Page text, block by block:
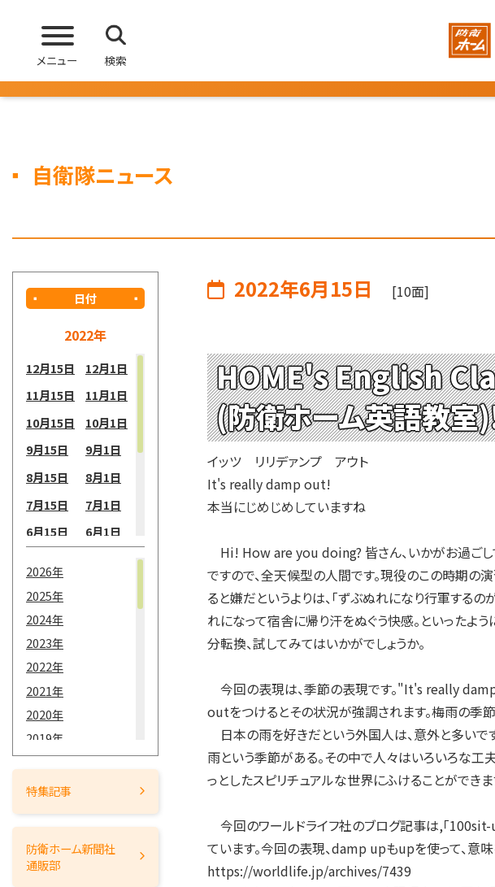
メニュー 検索
自衛隊ニュース
日付
2022年
12月15日
12月1日
11月15日
11月1日
10月15日
10月1日
9月15日
9月1日
8月15日
8月1日
7月15日
7月1日
6月15日
6月1日
3月15日
2月15日
1月15日
2026年
2025年
2024年
2023年
2022年
2021年
2020年
2019年
2018年
2017年
2014年
特集記事
防衛ホーム新聞社
通販部
2022年6月15日 [10面]
HOME's English
(防衛ホーム英語教室
イッツ リリデァンプ アウト
It's really damp out!
本当にじめじめしていますね
Hi! How are you doing? 皆さん、いかがお過ごし
ですので、全天候型の人間です。現役のこの時期の
ると嫌だというよりは、「ずぶぬれになり行軍する
れになって宿舎に帰り汗をぬぐう快感。といったよ
分転換、試してみてはいかがでしょうか。
今回の表現は、季節の表現です。"It's really damp
outをつけるとその状況が強調されます。梅雨の季
日本の雨を好きだという外国人は、意外と多いで
雨という季節がある。その中で人々はいろいろな工
っとしたスピリチュアルな世界にふけることができま
今回のワールドライフ社のブログ記事は,「
ています。今回の表現、damp upもupを使って、意
https://worldlife.jp/archives/7439